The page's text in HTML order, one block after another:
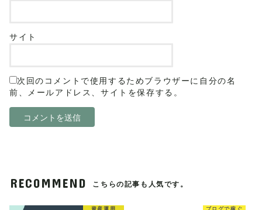
サイト
次回のコメントで使用するためブラウザーに自分の名
前、メールアドレス、サイトを保存する。
RECOMMEND こちらの記事も人気です。